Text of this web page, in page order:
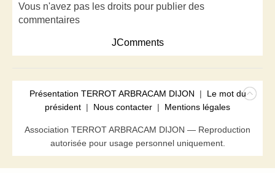
Vous n'avez pas les droits pour publier des
commentaires
JComments
Présentation TERROT ARBRACAM DIJON | Le mot du
président | Nous contacter | Mentions légales
Association TERROT ARBRACAM DIJON — Reproduction
autorisée pour usage personnel uniquement.